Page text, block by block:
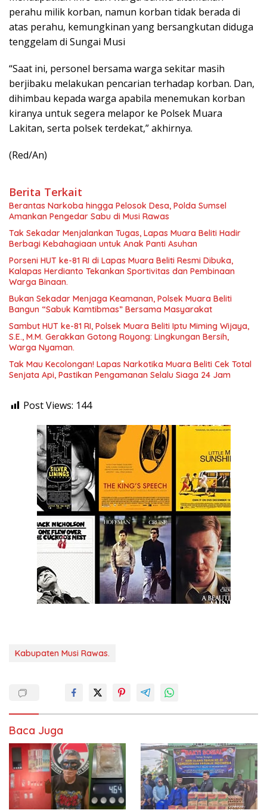
perahu milik korban, namun korban tidak berada di
atas perahu, kemungkinan yang bersangkutan diduga
tenggelam di Sungai Musi
“Saat ini, personel bersama warga sekitar masih
berjibaku melakukan pencarian terhadap korban. Dan,
dihimbau kepada warga apabila menemukan korban
kiranya untuk segera melapor ke Polsek Muara
Lakitan, serta polsek terdekat,” akhirnya.
(Red/An)
Berita Terkait
Berantas Narkoba hingga Pelosok Desa, Polda Sumsel
Amankan Pengedar Sabu di Musi Rawas
Tak Sekadar Menjalankan Tugas, Lapas Muara Beliti Hadir
Berbagi Kebahagiaan untuk Anak Panti Asuhan
Porseni HUT ke-81 RI di Lapas Muara Beliti Resmi Dibuka,
Kalapas Herdianto Tekankan Sportivitas dan Pembinaan
Warga Binaan.
Bukan Sekadar Menjaga Keamanan, Polsek Muara Beliti
Bangun “Sabuk Kamtibmas” Bersama Masyarakat
Sambut HUT ke-81 RI, Polsek Muara Beliti Iptu Miming Wijaya,
S.E., M.M. Gerakkan Gotong Royong: Lingkungan Bersih,
Warga Nyaman.
Tak Mau Kecolongan! Lapas Narkotika Muara Beliti Cek Total
Senjata Api, Pastikan Pengamanan Selalu Siaga 24 Jam
Post Views: 144
Kabupaten Musi Rawas.
Baca Juga